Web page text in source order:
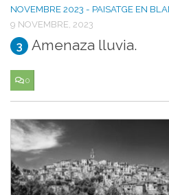
NOVEMBRE 2023 - PAISATGE EN
9 NOVEMBRE, 2023
3 Amenaza lluvia.
0